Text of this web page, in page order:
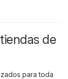
de
para toda